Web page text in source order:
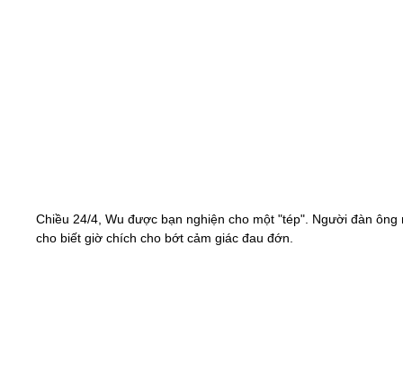
Chiều 24/4, Wu được bạn nghiện cho một "tép". Người đàn ông
cho biết giờ chích cho bớt cảm giác đau đớn.